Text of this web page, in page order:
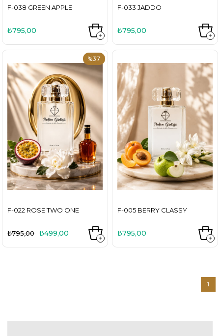
F-038 GREEN APPLE
₺795,00
F-033 JADDO
₺795,00
F-022 ROSE TWO ONE
₺499,00
₺795,00
%37
F-005 BERRY CLASSY
₺795,00
1